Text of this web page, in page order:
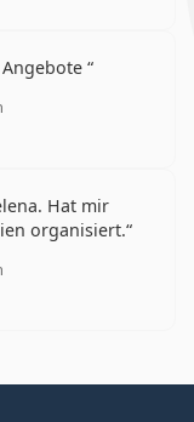
5
Hat mir
organisiert.
5